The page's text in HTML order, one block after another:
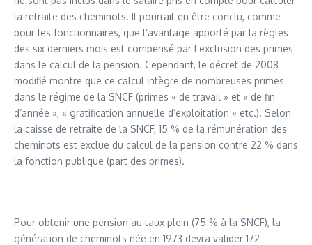
la retraite des cheminots. Il pourrait en être conclu, comme
pour les fonctionnaires, que l’avantage apporté par la règles
des six derniers mois est compensé par l’exclusion des primes
dans le calcul de la pension. Cependant, le décret de 2008
modifié montre que ce calcul intègre de nombreuses primes
dans le régime de la SNCF (primes « de travail » et « de fin
d’année », « gratification annuelle d’exploitation » etc.). Selon
la caisse de retraite de la SNCF, 15 % de la rémunération des
cheminots est exclue du calcul de la pension contre 22 % dans
la fonction publique (part des primes).
Pour obtenir une pension au taux plein (75 % à la SNCF), la
génération de cheminots née en 1973 devra valider 172